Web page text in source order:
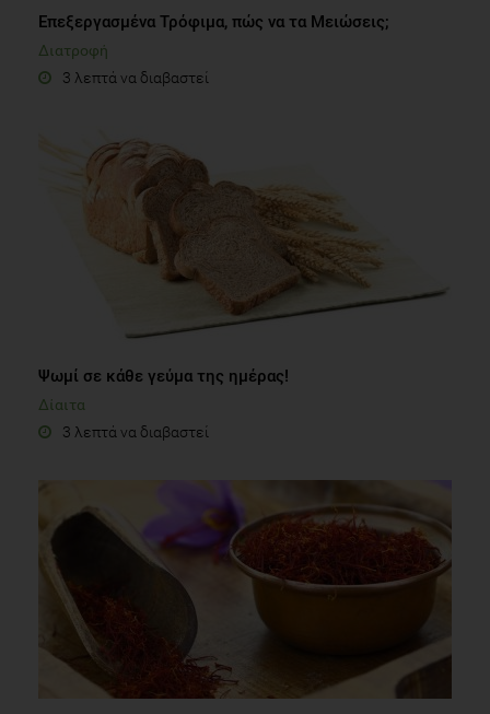
Επεξεργασμένα Τρόφιμα, πώς να τα Μειώσεις;
Διατροφή
3 λεπτά να διαβαστεί
Ψωμί σε κάθε γεύμα της ημέρας!
Δίαιτα
3 λεπτά να διαβαστεί